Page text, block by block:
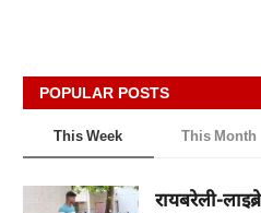
POPULAR POSTS
This Week This Month
रायबरेली-